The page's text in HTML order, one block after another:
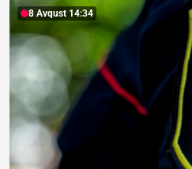
8 Avqust 14:34